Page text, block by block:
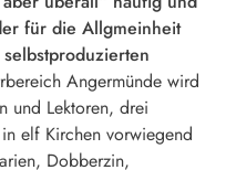
für die Allgmeinheit
Angermünde wird
und Lektoren, drei
elf Kirchen vorwiegend
Dobberzin,